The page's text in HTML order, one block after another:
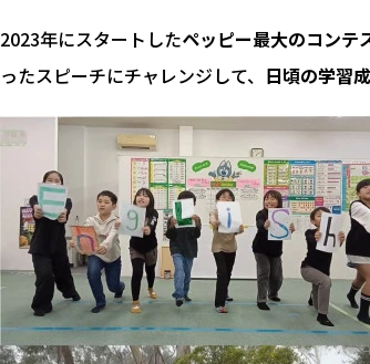
2023年にスタートしたペッピー最大のコンテ
ったスピーチにチャレンジして、 日頃の学習